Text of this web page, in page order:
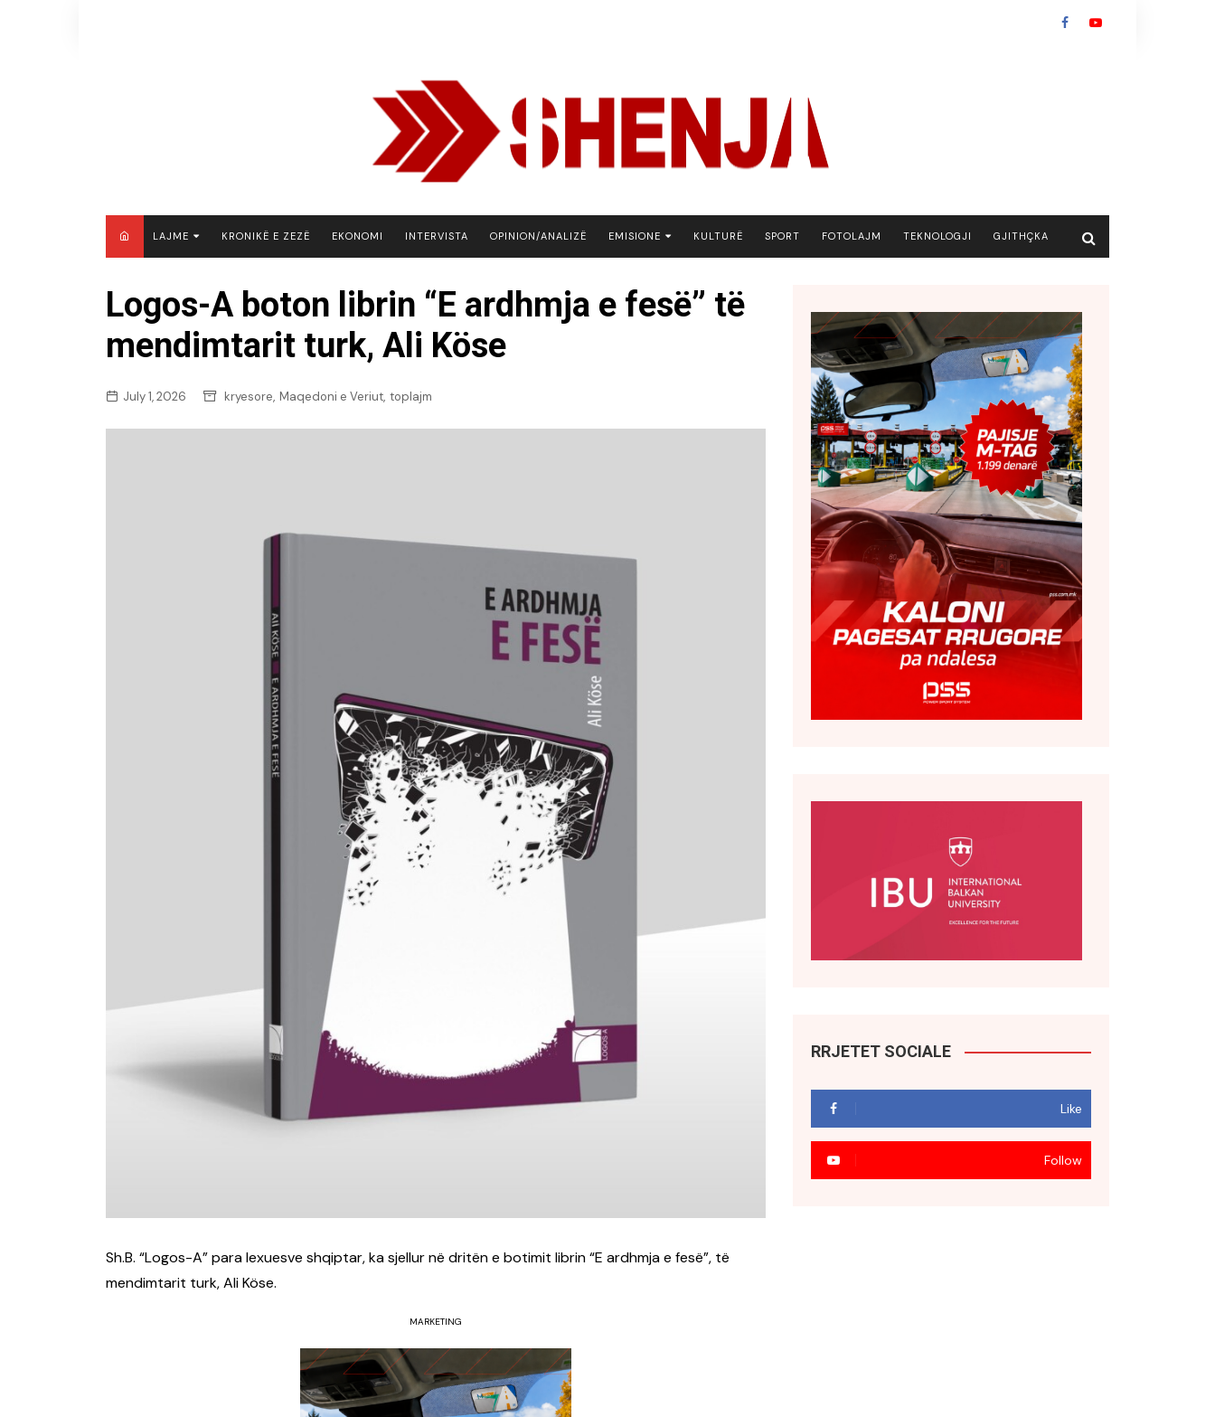
LAJME
KOSOVË
SHQIPËRI
BOTË
KRONIKË E ZEZË EKONOMI INTERVISTA OPINION/ANALIZË EMISIONE
BOTA NE FOKUS
KULTURË SPORT FOTOLAJM TEKNOLOGJI GJITHÇKA
Logos-A boton librin “E ardhmja e fesë” të
mendimtarit turk, Ali Köse
July 1, 2026 kryesore, Maqedoni e Veriut, toplajm
Sh.B. “Logos-A” para lexuesve shqiptar, ka sjellur në dritën e botimit librin “E ardhmja e fesë”, të
mendimtarit turk, Ali Köse.
MARKETING
RRJETET SOCIALE
Like
Follow